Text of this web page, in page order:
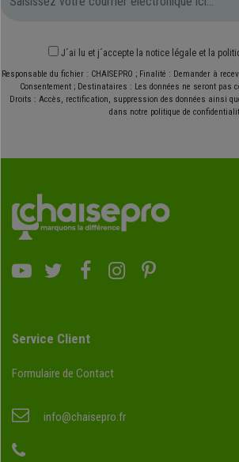
J´ai lu et j´accepte la notice légale et la
Responsable du fichier : CHAISEPRO ; Finalité : Demander à
Consentement ; Destinataires : Les données ne seront pas
Droits : Accès, rectification, suppression des données ainsi
dans notre politique de
Service Client
Formulaire de Contact
info@chaisepro.fr